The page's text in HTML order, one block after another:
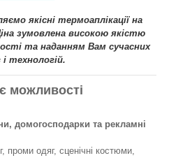
якісні термоаплікації на
зумовлена високою якістю
та наданням Вам сучасних
і технологій.
можливості
домогосподарки та рекламні
проми одяг, сценічні костюми,